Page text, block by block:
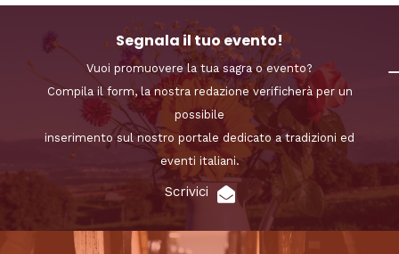
Segnala il tuo evento!
Vuoi promuovere la tua sagra o evento?
Compila il form, la nostra redazione verificherà per un
possibile
inserimento sul nostro portale dedicato a tradizioni ed
eventi italiani.
Scrivici